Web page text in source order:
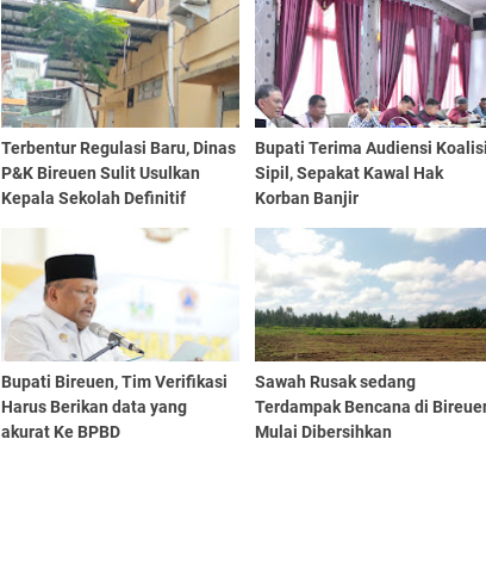
Terbentur Regulasi Baru, Dinas
P&K Bireuen Sulit Usulkan
Kepala Sekolah Definitif
Bupati Terima Audiensi Koalisi
Sipil, Sepakat Kawal Hak
Korban Banjir
Bupati Bireuen, Tim Verifikasi
Harus Berikan data yang
akurat Ke BPBD
Sawah Rusak sedang
Terdampak Bencana di
Mulai Dibersihkan